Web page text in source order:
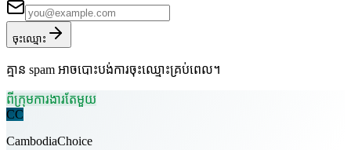
ចុះឈ្មោះ
គ្មាន spam អាចបោះបង់ការចុះឈ្មោះគ្រប់ពេល។
ពីក្រុមការងារតែមួយ
CC
CambodiaChoice